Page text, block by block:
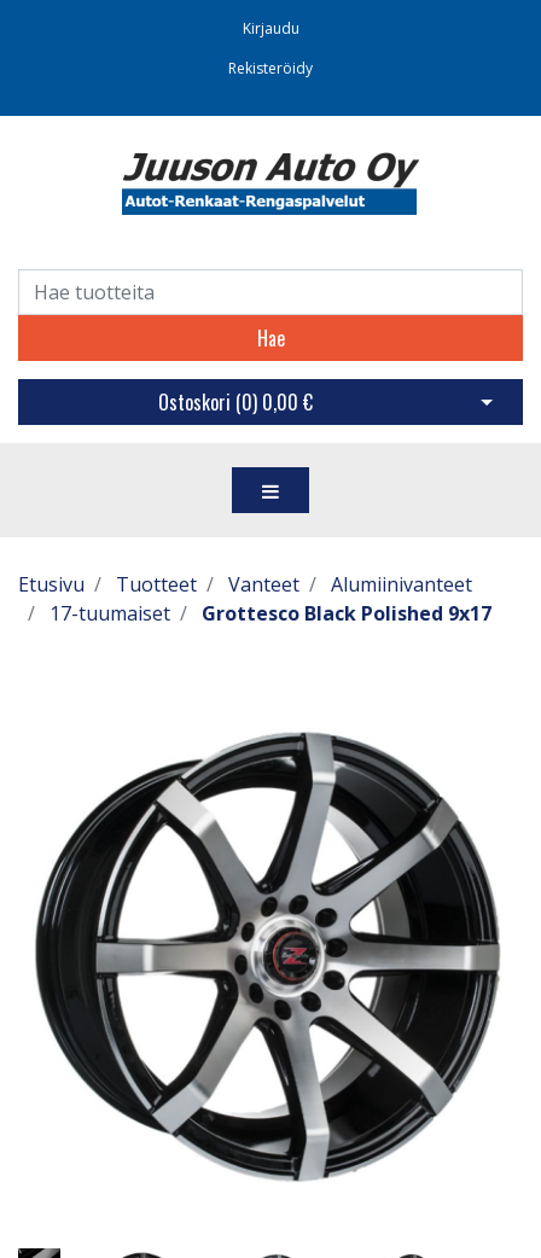
Kirjaudu
Rekisteröidy
Hae
Ostoskori (0) 0,00 € Avaa
Etusivu Tuotteet Vanteet
Alumiinivanteet
17-tuumaiset
Grottesco Black Polished 9x17